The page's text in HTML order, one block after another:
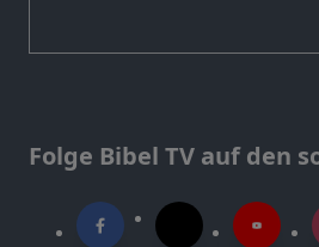
Folge Bibel TV auf den